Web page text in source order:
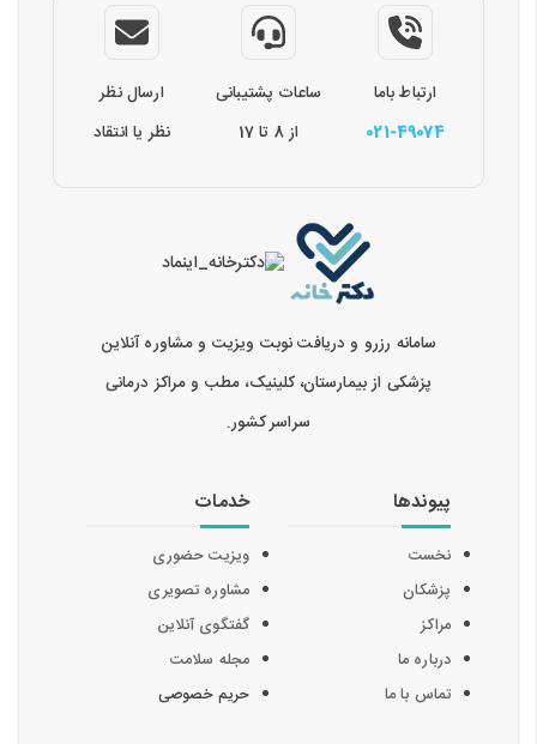
ارتباط باما
021-49074
ساعات پشتیبانی
از 8 تا 17
ارسال نظر
نظر یا انتقاد
سامانه رزرو و دریافت نوبت ویزیت و مشاوره آنلاین
پزشکی از بیمارستان، کلینیک، مطب و مراکز درمانی
سراسر کشور.
پیوندها
نخست
پزشکان
مراکز
درباره ما
تماس با ما
خدمات
ویزیت حضوری
مشاوره تصویری
گفتگوی آنلاین
مجله سلامت
حریم خصوصی